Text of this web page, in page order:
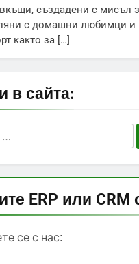
създадени с мисъл
с домашни любимци и
както за […]
в сайта:
ERP или CRM
се с нас: